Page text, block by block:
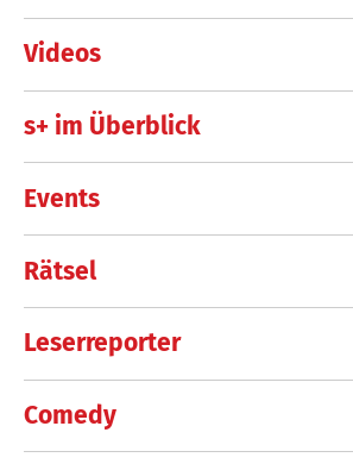
Videos
s+ im Überblick
Events
Rätsel
Leserreporter
Comedy